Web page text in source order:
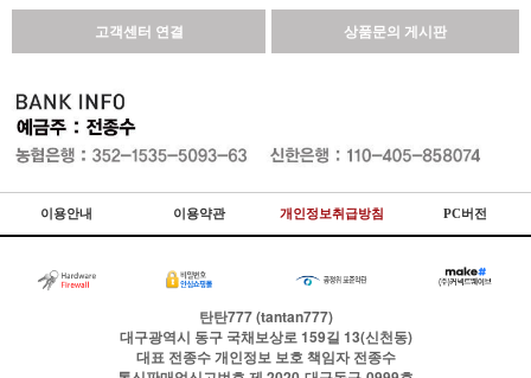
고객센터 연결 상품문의 게시판
이용안내 이용약관 개인정보취급방침 PC버전
탄탄777 (tantan777)
대구광역시 동구 국채보상로 159길 13(신천동)
대표전종수개인정보 보호 책임자전종수